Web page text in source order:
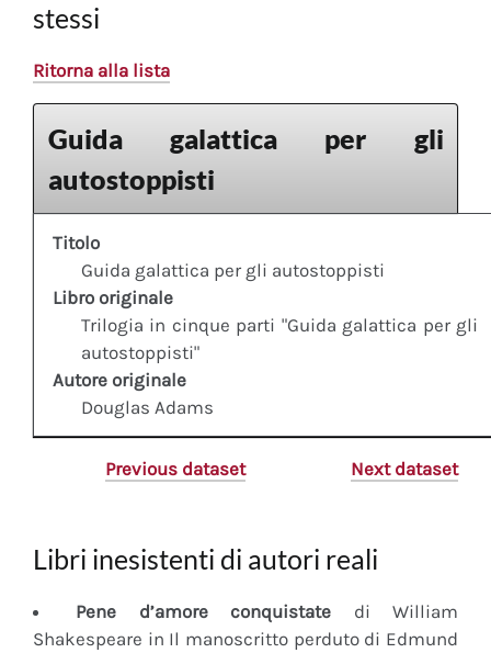
stessi
Ritorna alla lista
Guida galattica per gli
autostoppisti
Titolo
Guida galattica per gli autostoppisti
Libro originale
Trilogia in cinque parti "Guida galattica per gli
autostoppisti"
Autore originale
Douglas Adams
Previous dataset Next dataset
Libri inesistenti di autori reali
Pene d’amore conquistate di William
Shakespeare in Il manoscritto perduto di Edmund